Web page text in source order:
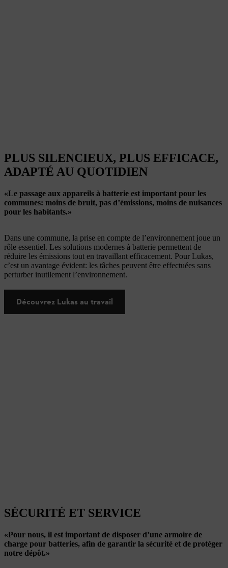
PLUS SILENCIEUX, PLUS EFFICACE,
ADAPTÉ AU QUOTIDIEN
«Le passage aux appareils à batterie est important pour les
communes: moins de bruit, pas d’émissions, moins de nuisances
pour les habitants.»
Dans une commune, la prise en compte de l’environnement joue un
rôle essentiel. Les solutions modernes à batterie permettent de
réduire les émissions tout en travaillant efficacement. Pour Lukas,
c’est un avantage évident: les tâches peuvent être effectuées sans
perturber inutilement l’environnement.
Découvrez Lukas au travail
SÉCURITÉ ET SERVICE
«Pour nous, il est important de disposer d’une armoire de
charge pour batteries, afin de garantir la sécurité et de protéger
notre dépôt.»